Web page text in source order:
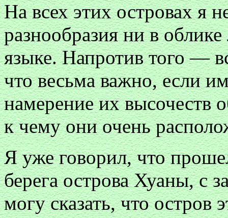
На всех этих островах я
разнообразия ни в
языке. Напротив того —
что весьма важно, если
намерение их высочеств
к чему они очень
Я уже говорил, что
берега острова Хуаны, с
могу сказать, что остров